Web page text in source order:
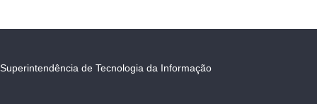
Superintendência de Tecnologia da Informação